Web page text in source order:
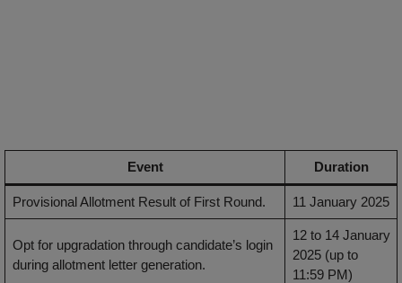
Event Duration
Provisional Allotment Result of First Round. 11 January 2025
Opt for upgradation through candidate’s login
during allotment letter generation.
12 to 14 January
2025 (up to
11:59 PM)